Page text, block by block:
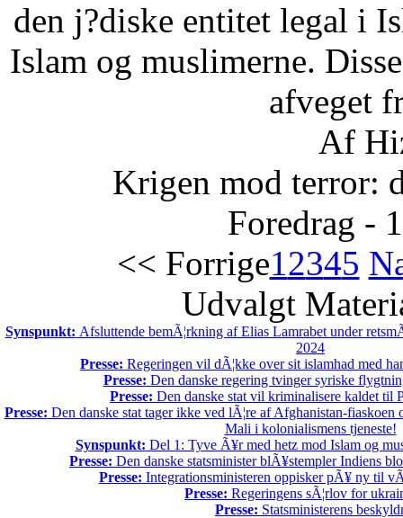
den j?diske entitet legal i
Islam og muslimerne.
afveget
Af
Krigen mod terror:
Foredrag -
<< Forrige12345
Udvalgt
Synspunkt: Afsluttende bemÃ¦rkning af Elias Lamrabet under
2024
Presse: Regeringen vil dÃ¦kke over sit islamhad med
Presse: Den danske regering tvinger syriske
Presse: Den danske stat vil kriminalisere kaldet til
Presse: Den danske stat tager ikke ved lÃ¦re af Afghanistan-fiaskoen
Mali i kolonialismens tjeneste!
Synspunkt: Del 1: Tyve Ã¥r med hetz mod Islam og
Presse: Den danske statsminister blÃ¥stempler Indiens
Presse: Integrationsministeren oppisker pÃ¥ ny til
Presse: Regeringens sÃ¦rlov for
Presse: Statsministerens